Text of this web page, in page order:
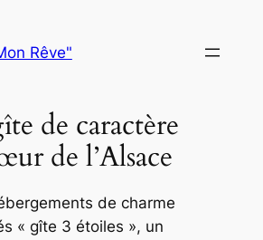
Rêve"
de caractère
de l’Alsace
de charme
« gîte 3 étoiles », un